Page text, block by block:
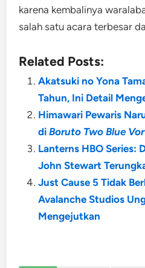
karena kembalinya
salah satu acara terbesar
Related Posts:
Akatsuki no Yona
Tahun, Ini Detail
Himawari Pewaris
diBoruto Two Blue
Lanterns HBO Series:
John Stewart
Just Cause 5 Tidak
Avalanche Studios
Mengejutkan